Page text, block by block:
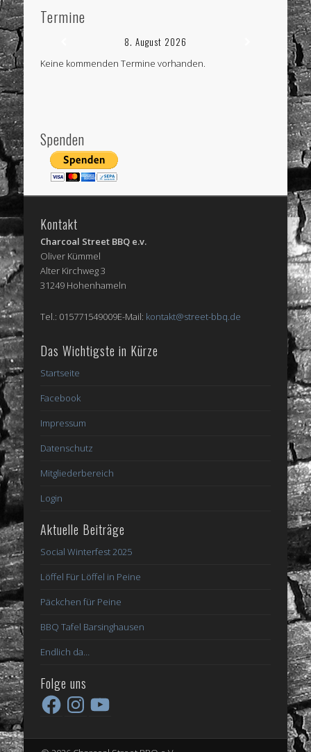
Termine
8. August 2026
Keine kommenden Termine vorhanden.
Spenden
Kontakt
Charcoal Street BBQ e.v.
Oliver Kümmel
Alter Kirchweg 3
31249 Hohenhameln
Tel.: 015771549009E-Mail: kontakt@street-bbq.de
Das Wichtigste in Kürze
Startseite
Facebook
Impressum
Datenschutz
Mitgliederbereich
Login
Aktuelle Beiträge
Social Winterfest 2025
Löffel Für Löffel in Peine
Päckchen für Peine
BBQ Tafel Barsinghausen
Endlich da…
Folge uns
FacebookInstagramYouTube